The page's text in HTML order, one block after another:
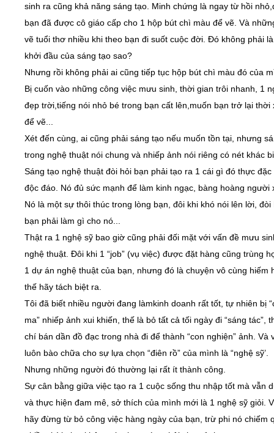
sinh ra cũng khả năng sáng tạo. Minh chứng là ngay từ hồi
bạn đã được cô giáo cấp cho 1 hộp bút chì màu để vẽ. Và
vẽ tuổi thơ nhiều khi theo bạn đi suốt cuộc đời. Đó không phải
khởi đầu của sáng tạo sao?
Nhưng rồi không phải ai cũng tiếp tục hộp bút chì màu đó của
Bị cuốn vào những công việc mưu sinh, thời gian trôi nhanh, 1
đẹp trời,tiếng nói nhỏ bé trong bạn cất lên,muốn bạn trở lại thời
để vẽ...
Xét đến cùng, ai cũng phải sáng tạo nếu muốn tồn tại, nhưng
trong nghệ thuật nói chung và nhiếp ảnh nói riêng có nét khác
Sáng tạo nghệ thuật đòi hỏi bạn phải tạo ra 1 cái gì đó thực đặc
độc đáo. Nó đủ sức mạnh để làm kinh ngạc, bàng hoàng người
Nó là một sự thôi thúc trong lòng bạn, đôi khi khó nói lên lời, đòi
bạn phải làm gì cho nó...
Thật ra 1 nghệ sỹ bao giờ cũng phải đối mặt với vấn đề mưu
nghệ thuật. Đôi khi 1 “job” (vụ việc) được đặt hàng cũng trùng
1 dự án nghệ thuật của bạn, nhưng đó là chuyện vô cùng hiếm
thế hãy tách biệt ra.
Tôi đã biết nhiều người đang làmkinh doanh rất tốt, tự nhiên bị
ma” nhiếp ảnh xui khiến, thế là bỏ tất cả tối ngày đi “sáng tác”,
chí bán dần đồ đạc trong nhà đi để thành “con nghiện” ảnh. Và
luôn bào chữa cho sự lựa chọn “điên rồ” của mình là “nghệ sỹ’.
Nhưng những người đó thường lại rất ít thành công.
Sự cân bằng giữa việc tạo ra 1 cuộc sống thu nhập tốt mà vẫn
và thực hiện đam mê, sở thích của mình mới là 1 nghệ sỹ giỏi.
hãy đừng từ bỏ công việc hàng ngày của bạn, trừ phi nó chiếm